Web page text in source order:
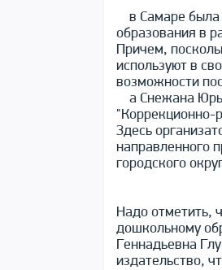
в Самаре была
образования в
Причем,
используют в
возможности
а Снежана
"Коррекционно-
Здесь
направленного
городского
Надо отметить,
дошкольному
Геннадьевна
издательство,